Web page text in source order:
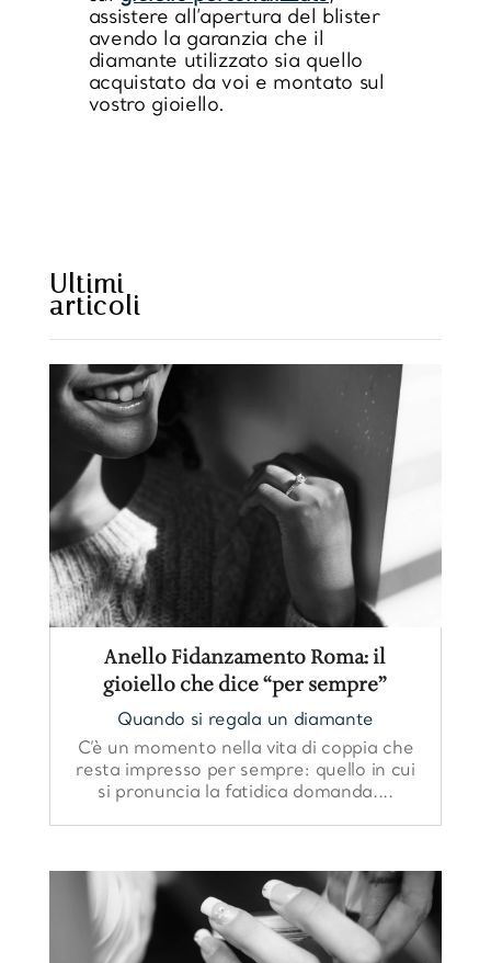
assistere all’apertura del blister
avendo la garanzia che il
diamante utilizzato sia quello
acquistato da voi e montato sul
vostro gioiello.
Ultimi
articoli
Anello Fidanzamento Roma: il
gioiello che dice “per sempre”
Quando si regala un diamante
C’è un momento nella vita di coppia che
resta impresso per sempre: quello in cui
si pronuncia la fatidica domanda....